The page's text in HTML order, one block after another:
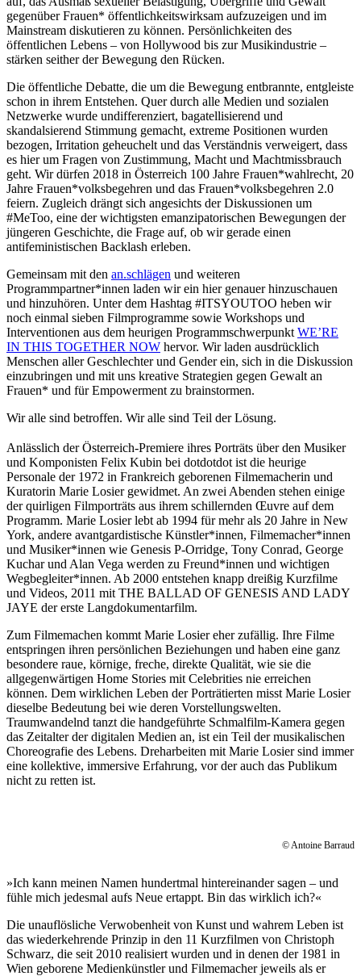
gegenüber Frauen* öffentlichkeitswirksam aufzuzeigen und im
Mainstream diskutieren zu können. Persönlichkeiten des
öffentlichen Lebens – von Hollywood bis zur Musikindustrie –
stärken seither der Bewegung den Rücken.
Die öffentliche Debatte, die um die Bewegung entbrannte, entgleiste
schon in ihrem Entstehen. Quer durch alle Medien und sozialen
Netzwerke wurde undifferenziert, bagatellisierend und
skandalsierend Stimmung gemacht, extreme Positionen wurden
bezogen, Irritation geheuchelt und das Verständnis verweigert, dass
es hier um Fragen von Zustimmung, Macht und Machtmissbrauch
geht. Wir dürfen 2018 in Österreich 100 Jahre Frauen*wahlrecht, 20
Jahre Frauen*volksbegehren und das Frauen*volksbegehren 2.0
feiern. Zugleich drängt sich angesichts der Diskussionen um
#MeToo, eine der wichtigsten emanzipatorischen Bewegungen der
jüngeren Geschichte, die Frage auf, ob wir gerade einen
antifeministischen Backlash erleben.
Gemeinsam mit den an.schlägen und weiteren
Programmpartner*innen laden wir ein hier genauer hinzuschauen
und hinzuhören. Unter dem Hashtag #ITSYOUTOO heben wir
noch einmal sieben Filmprogramme sowie Workshops und
Interventionen aus dem heurigen Programmschwerpunkt WE’RE
IN THIS TOGETHER NOW hervor. Wir laden ausdrücklich
Menschen aller Geschlechter und Gender ein, sich in die Diskussion
einzubringen und mit uns kreative Strategien gegen Gewalt an
Frauen* und für Empowerment zu brainstormen.
Wir alle sind betroffen. Wir alle sind Teil der Lösung.
Anlässlich der Österreich-Premiere ihres Porträts über den Musiker
und Komponisten Felix Kubin bei dotdotdot ist die heurige
Personale der 1972 in Frankreich geborenen Filmemacherin und
Kuratorin Marie Losier gewidmet. An zwei Abenden stehen einige
der quirligen Filmporträts aus ihrem schillernden Œuvre auf dem
Programm. Marie Losier lebt ab 1994 für mehr als 20 Jahre in New
York, andere avantgardistische Künstler*innen, Filmemacher*innen
und Musiker*innen wie Genesis P-Orridge, Tony Conrad, George
Kuchar und Alan Vega werden zu Freund*innen und wichtigen
Wegbegleiter*innen. Ab 2000 entstehen knapp dreißig Kurzfilme
und Videos, 2011 mit THE BALLAD OF GENESIS AND LADY
JAYE der erste Langdokumentarfilm.
Zum Filmemachen kommt Marie Losier eher zufällig. Ihre Filme
entspringen ihren persönlichen Beziehungen und haben eine ganz
besondere raue, körnige, freche, direkte Qualität, wie sie die
allgegenwärtigen Home Stories mit Celebrities nie erreichen
können. Dem wirklichen Leben der Porträtierten misst Marie Losier
dieselbe Bedeutung bei wie deren Vorstellungswelten.
Traumwandelnd tanzt die handgeführte Schmalfilm-Kamera gegen
das Zeitalter der digitalen Medien an, ist ein Teil der musikalischen
Choreografie des Lebens. Dreharbeiten mit Marie Losier sind immer
eine kollektive, immersive Erfahrung, vor der auch das Publikum
nicht zu retten ist.
© Antoine Barraud
»Ich kann meinen Namen hundertmal hintereinander sagen – und
fühle mich jedesmal aufs Neue ertappt. Bin das wirklich ich?«
Die unauflösliche Verwobenheit von Kunst und wahrem Leben ist
das wiederkehrende Prinzip in den 11 Kurzfilmen von Christoph
Schwarz, die seit 2010 realisiert wurden und in denen der 1981 in
Wien geborene Medienkünstler und Filmemacher jeweils als er